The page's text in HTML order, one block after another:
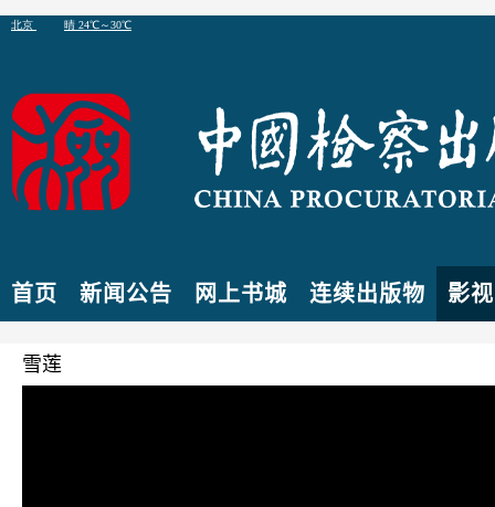
首页 新闻公告 网上书城 连续出版物 影
雪莲